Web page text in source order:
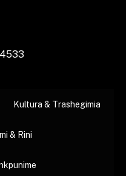
Kultura & Trashegimia
& Rini